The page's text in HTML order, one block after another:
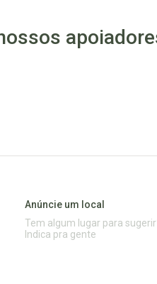
Anúncie um local
Tem algum lugar para
Indica pra gente